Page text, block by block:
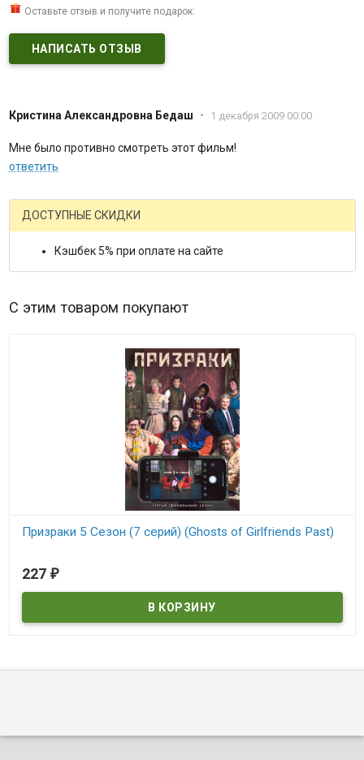
Оставьте отзыв и получите подарок:
НАПИСАТЬ ОТЗЫВ
Кристина Александровна Бедаш • 1 декабря 2009 00:00
Мне было противно смотреть этот фильм!
ответить
ДОСТУПНЫЕ СКИДКИ
Кэшбек 5% при оплате на сайте
С этим товаром покупают
Призраки 5 Сезон (7 серий) (Ghosts of Girlfriends Past)
227 ₽